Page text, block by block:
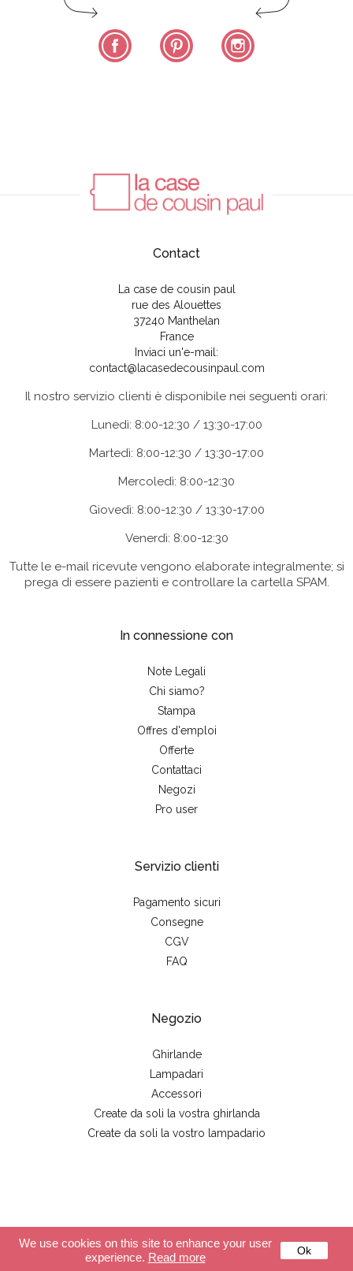
Facebook Pinterest
Contact
La case de cousin paul
rue des Alouettes
37240 Manthelan
France
Inviaci un'e-mail:
contact@lacasedecousinpaul.com
Il nostro servizio clienti è disponibile nei seguenti orari:
Lunedì: 8:00-12:30 / 13:30-17:00
Martedì: 8:00-12:30 / 13:30-17:00
Mercoledì: 8:00-12:30
Giovedì: 8:00-12:30 / 13:30-17:00
Venerdì: 8:00-12:30
Tutte le e-mail ricevute vengono elaborate integralmente; si
prega di essere pazienti e controllare la cartella SPAM.
In connessione con
Note Legali
Chi siamo?
Stampa
Offres d'emploi
Offerte
Contattaci
Negozi
Pro user
Servizio clienti
Pagamento sicuri
Consegne
CGV
FAQ
Negozio
Ghirlande
Lampadari
Accessori
Create da soli la vostra ghirlanda
Create da soli la vostro lampadario
We use cookies on this site to enhance your user
experience. Read more Ok
© 2026 - La case de cousin Paul